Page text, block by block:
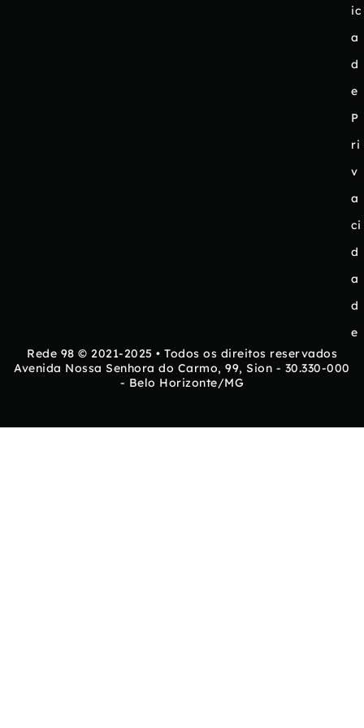
ic
a
d
e
P
ri
v
a
ci
d
a
d
e
Rede 98 © 2021-2025 • Todos os direitos reservados
Avenida Nossa Senhora do Carmo, 99, Sion - 30.330-000
- Belo Horizonte/MG